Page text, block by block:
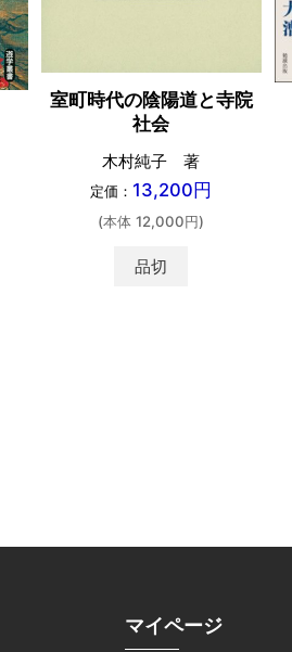
室町時代の陰陽道と寺院
社会
木村純子 著
定価： 13,200円
(本体 12,000円)
品切
マイページ